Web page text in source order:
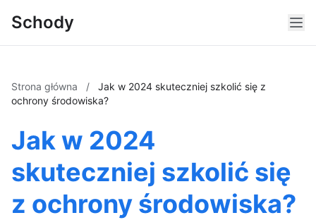
Schody
Strona główna /
Jak w 2024 skuteczniej szkolić się z
ochrony środowiska?
Jak w 2024
skuteczniej szkolić się
z ochrony środowiska?